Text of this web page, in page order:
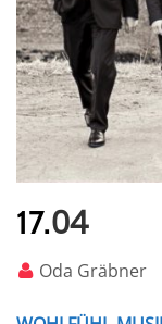
17.04
Oda Gräbner